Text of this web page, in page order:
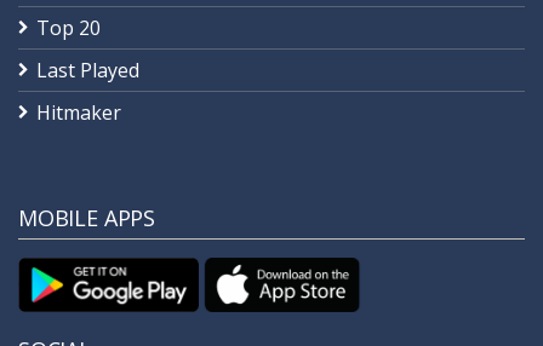
Top 20
Last Played
Hitmaker
MOBILE APPS